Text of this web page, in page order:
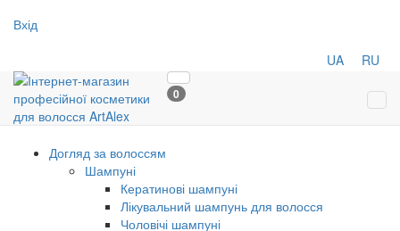
Вхід
UA RU
0
Догляд за волоссям
Шампуні
Кератинові шампуні
Лікувальний шампунь для волосся
Чоловічі шампуні